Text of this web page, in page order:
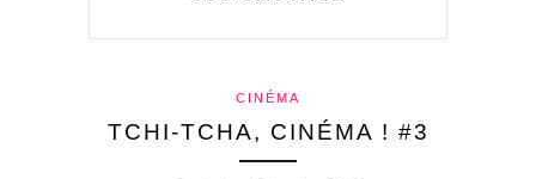
CINÉMA
TCHI-TCHA, CINÉMA ! #3